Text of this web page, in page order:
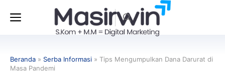
Menu
Beranda » Serba Informasi » Tips Mengumpulkan Dana Darurat di
Masa Pandemi